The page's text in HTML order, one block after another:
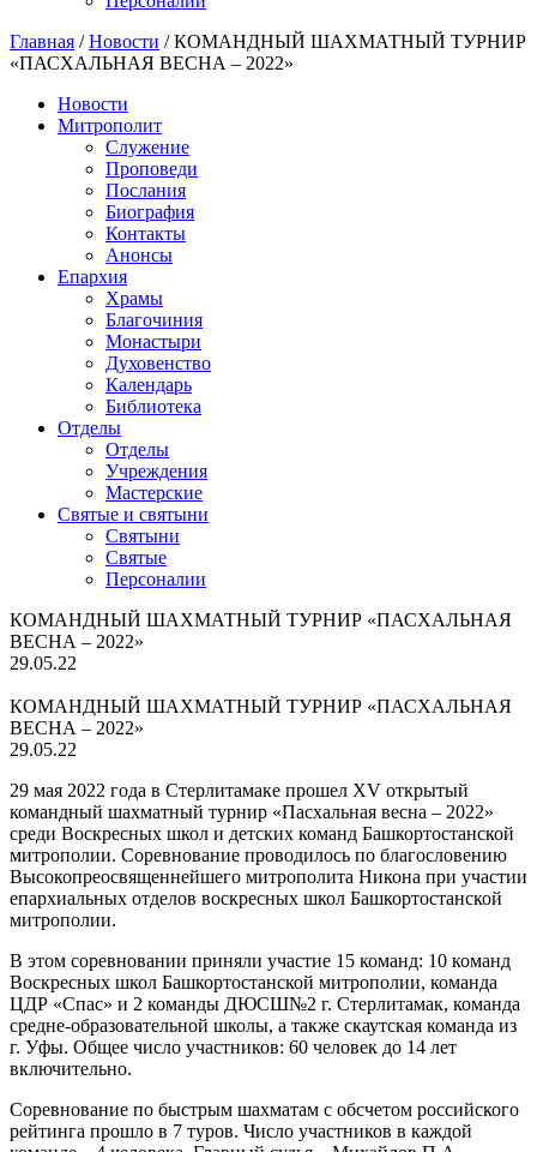
Главная /Новости /КОМАНДНЫЙ ШАХМАТНЫЙ ТУРНИР
«ПАСХАЛЬНАЯ ВЕСНА – 2022»
Новости
Митрополит
Служение
Проповеди
Послания
Биография
Контакты
Анонсы
Епархия
Храмы
Благочиния
Монастыри
Духовенство
Календарь
Библиотека
Отделы
Отделы
Учреждения
Мастерские
Святые и святыни
Cвятыни
Cвятые
Персоналии
КОМАНДНЫЙ ШАХМАТНЫЙ ТУРНИР «ПАСХАЛЬНАЯ
ВЕСНА – 2022»
29.05.22
КОМАНДНЫЙ ШАХМАТНЫЙ ТУРНИР «ПАСХАЛЬНАЯ
ВЕСНА – 2022»
29.05.22
29 мая 2022 года в Стерлитамаке прошел XV открытый
командный шахматный турнир «Пасхальная весна – 2022»
среди Воскресных школ и детских команд Башкортостанской
митрополии. Соревнование проводилось по благословению
Высокопреосвященнейшего митрополита Никона при участии
епархиальных отделов воскресных школ Башкортостанской
митрополии.
В этом соревновании приняли участие 15 команд: 10 команд
Воскресных школ Башкортостанской митрополии, команда
ЦДР «Спас» и 2 команды ДЮСШ№2 г. Стерлитамак, команда
средне-образовательной школы, а также скаутская команда из
г. Уфы. Общее число участников: 60 человек до 14 лет
включительно.
Соревнование по быстрым шахматам с обсчетом российского
рейтинга прошло в 7 туров. Число участников в каждой